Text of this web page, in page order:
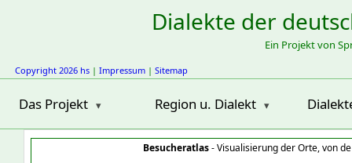
Dialekte der
Ein Projekt von
Copyright 2026 hs | Impressum | Sitemap
Das Projekt Region u. Dialekt
Besucheratlas- Visualisierung der Orte, von